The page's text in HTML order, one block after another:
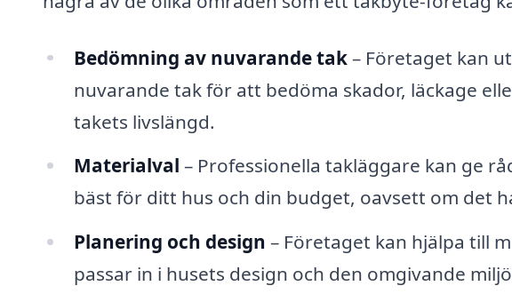
Bedömning av nuvarande tak– Företaget kan
nuvarande tak för att bedöma skador, läckage
takets livslängd.
Materialval – Professionella takläggare kan ge
bäst för ditt hus och din budget, oavsett om det
Planering och design – Företaget kan hjälpa till
passar in i husets design och den omgivande